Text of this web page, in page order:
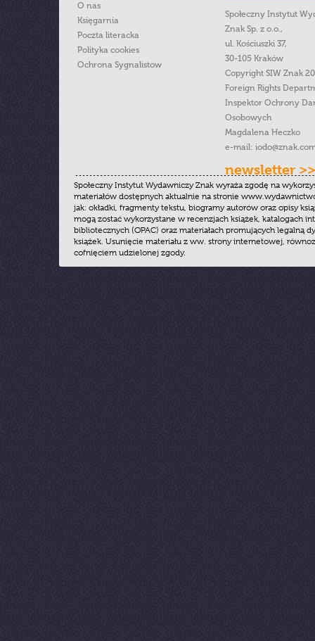
O nas
Księgarnia
Poczta literacka
Polityka cookies
Ochrona Sygnalistow
Społeczny Instytut
Znak Sp. z o.o.,
ul. Kościuszki 37,
30-105 Kraków
Copyright SIW Znak
Foreign Rights
Inspektor Ochrony
Osobowych
Magdalena Heczko
e-mail:
newsletter >>
Społeczny Instytut Wydawniczy Znak wyraża zgodę na
materiałów dostępnych aktualnie na stronie
jak: okładki, fragmenty tekstu, biogramy autorów oraz opisy
mogą zostać wykorzystane w recenzjach książek, katalogach
bibliotecznych (OPAC) oraz materiałach promujących legalną
książek. Usunięcie materiału z ww. strony internetowej,
cofnięciem udzielonej zgody.